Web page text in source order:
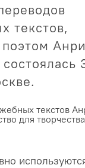
текстов,
Анри